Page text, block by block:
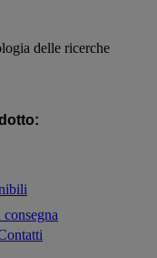
delle ricerche